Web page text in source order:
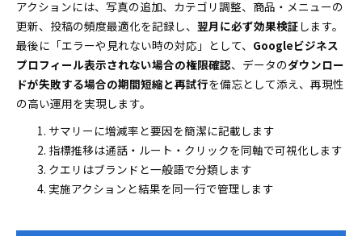
アクションには、写真の追加、カテゴリ調整、商品・メニューの
更新、投稿の頻度最適化を記録し、 翌月に必ず効果検証 します。
最後に「エラーや見れない時の対応」として、 Googleビジネス
プロフィール表示されない場合の権限確認、データのダウンロー
ドが失敗する場合の期間短縮と再試行を備忘として添え、再現性
の高い運用を実現します。
サマリーに増減率と要因を簡潔に記載します
指標推移は通話・ルート・クリックを同軸で可視化します
クエリはブランドと一般語で分類します
実施アクションと結果を同一行で管理します